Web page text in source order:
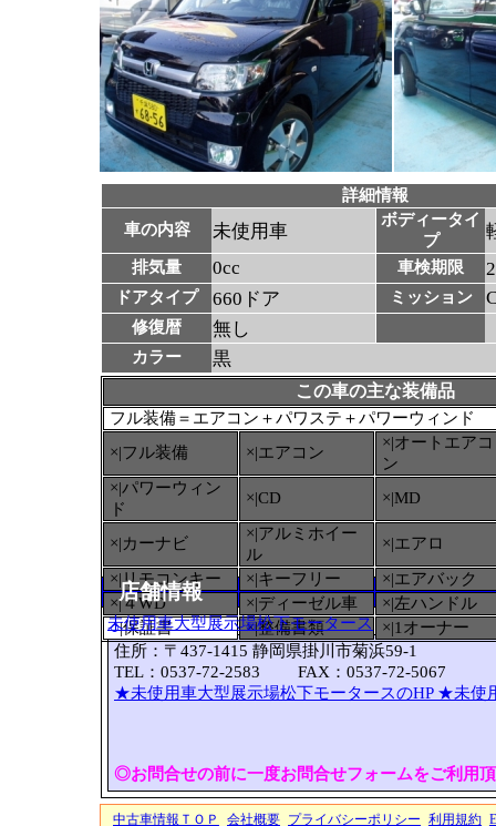
詳細情報
車の内容
未使用車
ボディータイ
プ
排気量 0cc 車検期限
ドアタイプ 660ドア ミッション
修復暦 無し
カラー 黒
この車の主な装備品
フル装備＝エアコン＋パワステ＋パワーウィンド
×|フル装備
×|エアコン
×|オートエアコ
ン
×|パワーウィン
ド
×|CD ×|MD
×|カーナビ
×|アルミホイー
ル
×|エアロ
×|リモコンキー
×|キーフリー
×|エアバック
×|４WD
×|ディーゼル車
×|左ハンドル
○|保証書 ×|整備書類 ×|1オーナー
店舗情報
未使用車大型展示場松下モータース
住所：〒437-1415 静岡県掛川市菊浜59-1
TEL：0537-72-2583 FAX：0537-72-5067
★未使用車大型展示場松下モータースのHP ★未使
◎お問合せの前に一度お問合せフォームをご利用
中古車情報ＴＯＰ 会社概要 プライバシーポリシー 利用規約